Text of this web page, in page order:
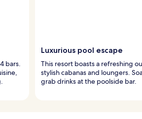
bars.
Luxurious pool escape
This resort boasts a refreshing
stylish cabanas and loungers.
grab drinks at the poolside bar.